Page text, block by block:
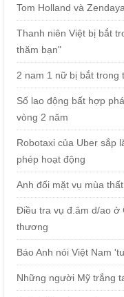
Tom Holland và
Thanh niên Việt bị bắt
thăm bạn"
2 nam 1 nữ bị bắt trong
Số lao động bất hợp
vòng 2 năm
Robotaxi của Uber sắp
phép hoạt động
Anh đối mặt vụ mùa
Điều tra vụ đ.âm d/ao ở
thương
Báo Anh nói Việt Nam
Những người Mỹ trắng